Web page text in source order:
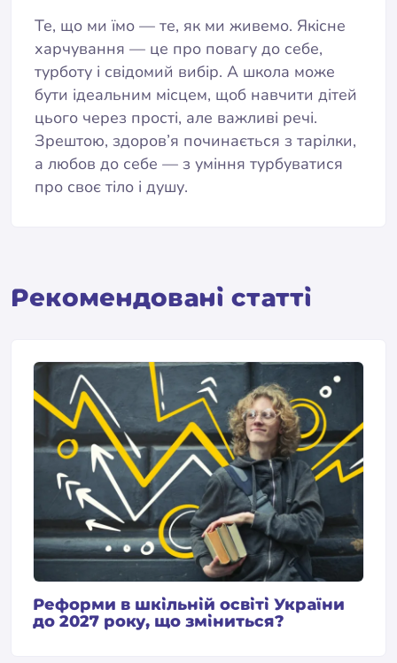
Те, що ми їмо — те, як ми живемо. Якісне
харчування — це про повагу до себе,
турботу і свідомий вибір. А школа може
бути ідеальним місцем, щоб навчити дітей
цього через прості, але важливі речі.
Зрештою, здоров’я починається з тарілки,
а любов до себе — з уміння турбуватися
про своє тіло і душу.
Pекомендовані статті
Реформи в шкільній освіті України
до 2027 року, що зміниться?